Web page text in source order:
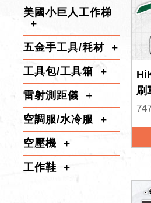
美國小巨人工作梯
五金手工具/耗材
工具包/工具箱
雷射測距儀
空調服/水冷服
空壓機
工作鞋
刷
軍